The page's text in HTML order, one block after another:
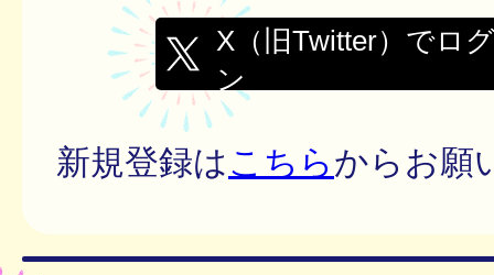
X（旧Twitter）でロ
ン
新規登録はこちらからお願